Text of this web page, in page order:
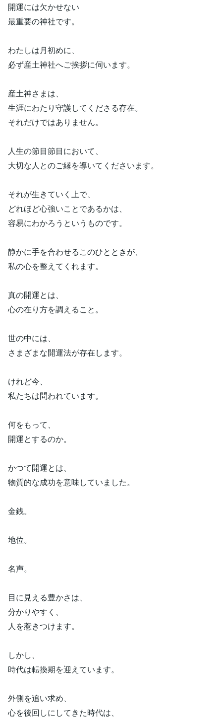
開運には欠かせない
最重要の神社です。
わたしは月初めに、
必ず産土神社へご挨拶に伺います。
産土神さまは、
生涯にわたり守護してくださる存在。
それだけではありません。
人生の節目節目において、
大切な人とのご縁を導いてくださいます。
それが生きていく上で、
どれほど心強いことであるかは、
容易にわかろうというものです。
静かに手を合わせるこのひとときが、
私の心を整えてくれます。
真の開運とは、
心の在り方を調えること。
世の中には、
さまざまな開運法が存在します。
けれど今、
私たちは問われています。
何をもって、
開運とするのか。
かつて開運とは、
物質的な成功を意味していました。
金銭。
地位。
名声。
目に見える豊かさは、
分かりやすく、
人を惹きつけます。
しかし、
時代は転換期を迎えています。
外側を追い求め、
心を後回しにしてきた時代は、